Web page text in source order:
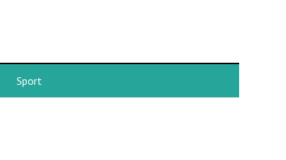
Sport